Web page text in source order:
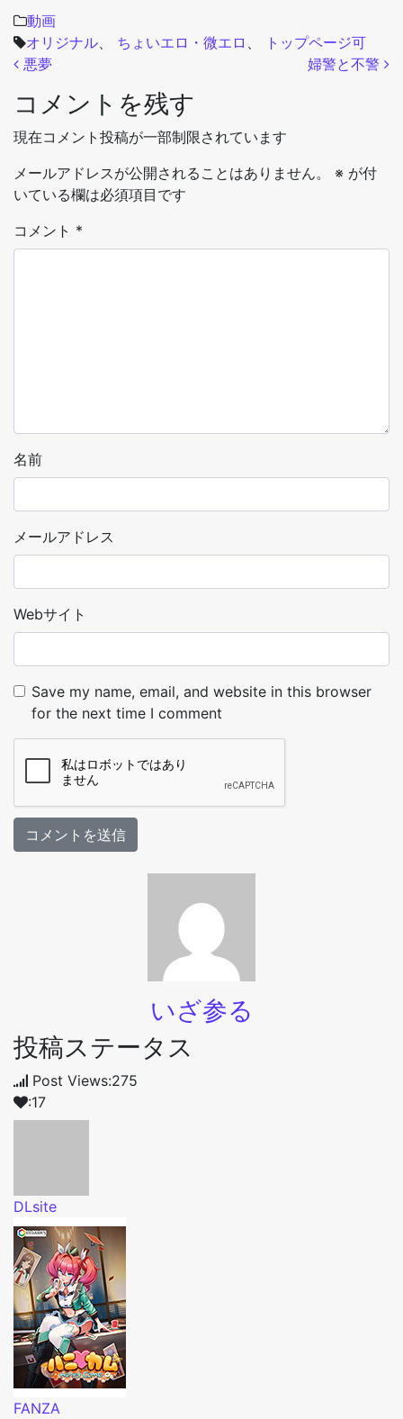
動画
オリジナル、 ちょいエロ・微エロ 、 トップページ可
投稿ナビゲーション
悪夢 婦警と不警
コメントを残す
現在コメント投稿が一部制限されています
メールアドレスが公開されることはありません。
※ が付
いている欄は必須項目です
コメント *
名前
メールアドレス
Webサイト
Save my name, email, and website in this browser
for the next time I comment
いざ参る
投稿ステータス
Post Views:275
:17
DLsite
FANZA